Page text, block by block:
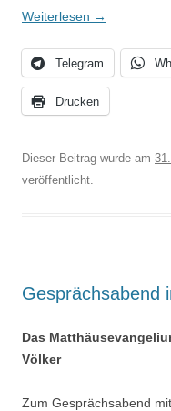
Weiterlesen →
Telegram
Drucken
Dieser Beitrag wurde am
veröffentlicht.
Gesprächsabend
Das
Völker
Zum Gesprächsabend